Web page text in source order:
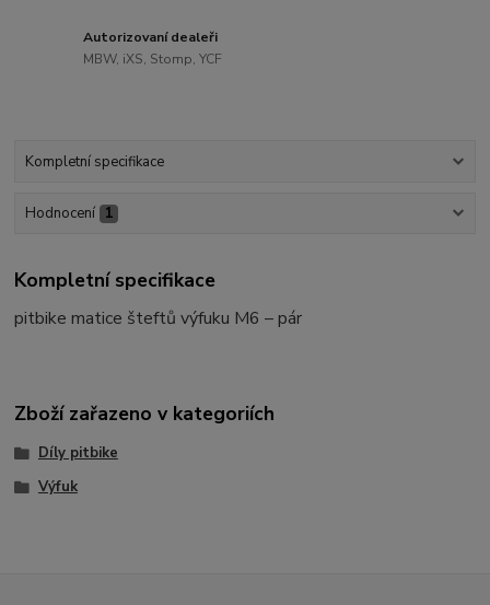
Autorizovaní dealeři
MBW, iXS, Stomp, YCF
Kompletní specifikace
Hodnocení 1
Kompletní specifikace
pitbike matice šteftů výfuku M6 – pár
Zboží zařazeno v kategoriích
Díly pitbike
Výfuk